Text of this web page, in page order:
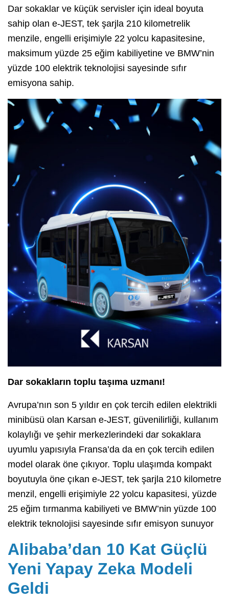
Dar sokaklar ve küçük servisler için ideal boyuta
sahip olan e-JEST, tek şarjla 210 kilometrelik
menzile, engelli erişimiyle 22 yolcu kapasitesine,
maksimum yüzde 25 eğim kabiliyetine ve BMW’nin
yüzde 100 elektrik teknolojisi sayesinde sıfır
emisyona sahip.
Dar sokakların toplu taşıma uzmanı!
Avrupa’nın son 5 yıldır en çok tercih edilen elektrikli
minibüsü olan Karsan e-JEST, güvenilirliği, kullanım
kolaylığı ve şehir merkezlerindeki dar sokaklara
uyumlu yapısıyla Fransa’da da en çok tercih edilen
model olarak öne çıkıyor. Toplu ulaşımda kompakt
boyutuyla öne çıkan e-JEST, tek şarjla 210 kilometre
menzil, engelli erişimiyle 22 yolcu kapasitesi, yüzde
25 eğim tırmanma kabiliyeti ve BMW’nin yüzde 100
elektrik teknolojisi sayesinde sıfır emisyon sunuyor
Alibaba’dan 10 Kat Güçlü
Yeni Yapay Zeka Modeli
Geldi